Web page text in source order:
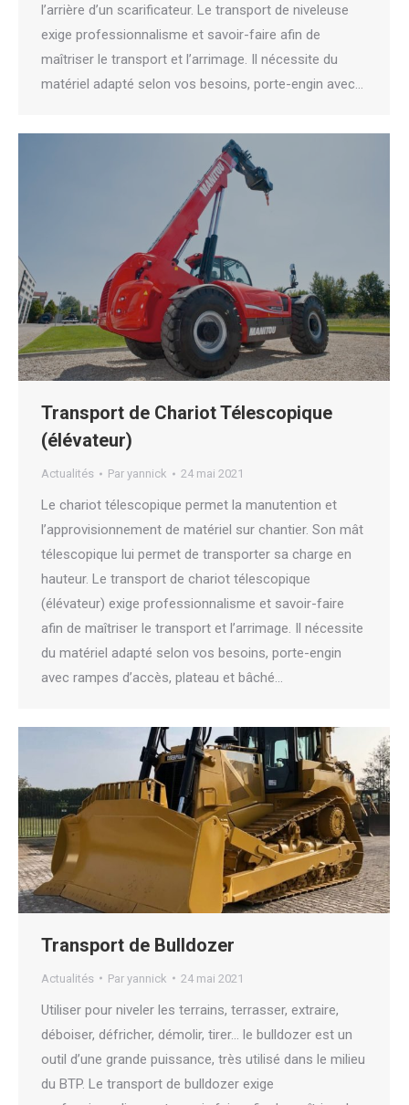
l’arrière d’un scarificateur. Le transport de niveleuse
exige professionnalisme et savoir-faire afin de
maîtriser le transport et l’arrimage. Il nécessite du
matériel adapté selon vos besoins, porte-engin avec…
Transport de Chariot Télescopique
(élévateur)
Actualités Par yannick 24 mai 2021
Le chariot télescopique permet la manutention et
l’approvisionnement de matériel sur chantier. Son mât
télescopique lui permet de transporter sa charge en
hauteur. Le transport de chariot télescopique
(élévateur) exige professionnalisme et savoir-faire
afin de maîtriser le transport et l’arrimage. Il nécessite
du matériel adapté selon vos besoins, porte-engin
avec rampes d’accès, plateau et bâché…
Transport de Bulldozer
Actualités Par yannick 24 mai 2021
Utiliser pour niveler les terrains, terrasser, extraire,
déboiser, défricher, démolir, tirer… le bulldozer est un
outil d’une grande puissance, très utilisé dans le milieu
du BTP. Le transport de bulldozer exige